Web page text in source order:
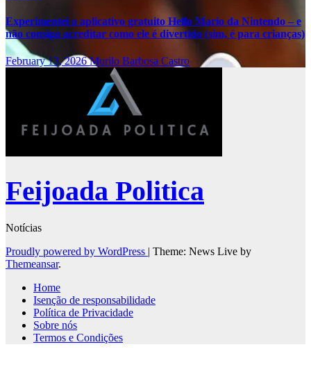
Experimentei o aplicativo gratuito Hello Mario da Nintendo – e
não consigo acreditar como ele é divertido (sim, é para crianças)
February 13, 2026Murilo Barbosa Castro
Feijoada Politica
Notícias
Proudly powered by WordPress | Theme: News Live by
Themeansar.
Home
Isenção de responsabilidade
Política de Privacidade
Sobre nós
Termos e Condições